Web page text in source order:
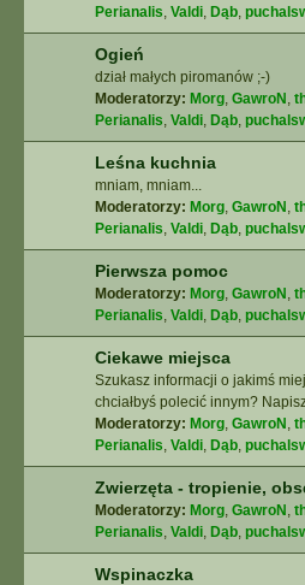
Perianalis, Valdi, Dąb,
Ogień
dział małych piromanów ;-)
Moderatorzy: Morg, GawroN ,
Perianalis, Valdi, Dąb,
Leśna kuchnia
mniam, mniam...
Moderatorzy: Morg, GawroN ,
Perianalis, Valdi, Dąb,
Pierwsza pomoc
Moderatorzy: Morg, GawroN ,
Perianalis, Valdi, Dąb,
Ciekawe miejsca
Szukasz informacji o jakimś
chciałbyś polecić innym?
Moderatorzy: Morg, GawroN ,
Perianalis, Valdi, Dąb,
Zwierzęta - tropienie,
Moderatorzy: Morg, GawroN ,
Perianalis, Valdi, Dąb,
Wspinaczka